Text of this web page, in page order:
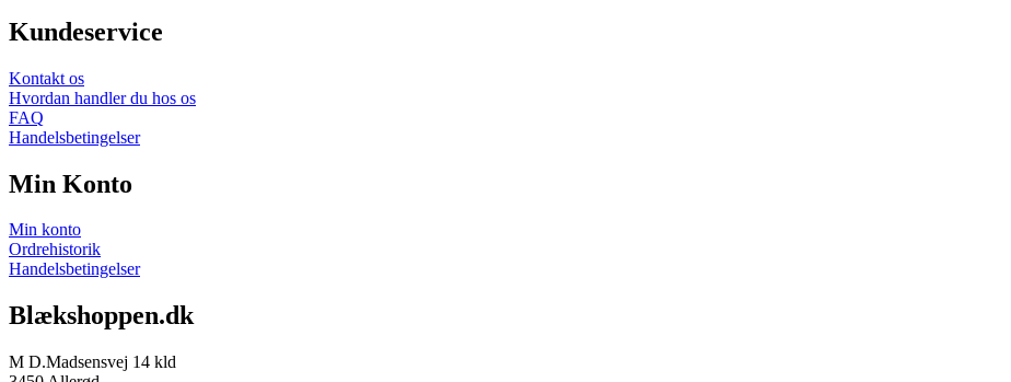
Kundeservice
Kontakt os
Hvordan handler du hos os
FAQ
Handelsbetingelser
Min Konto
Min konto
Ordrehistorik
Handelsbetingelser
Blækshoppen.dk
M D.Madsensvej 14 kld